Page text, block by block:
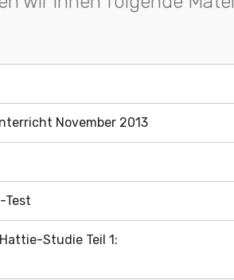
November 2013
Test
Studie Teil 1: